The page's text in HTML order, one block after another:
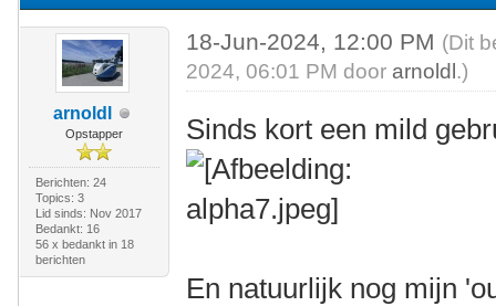
arnoldl
Opstapper
Berichten: 24
Topics: 3
Lid sinds: Nov 2017
Bedankt: 16
56 x bedankt in 18
berichten
18-Jun-2024, 12:00 PM (Dit
2024, 06:01 PM door arnoldl .)
Sinds kort een mild
En natuurlijk nog mijn